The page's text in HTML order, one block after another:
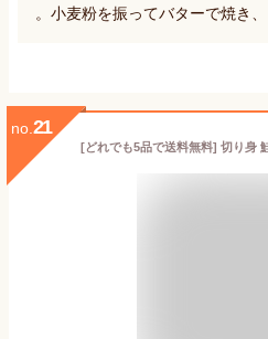
。小麦粉を振ってバターで焼き
no. 21